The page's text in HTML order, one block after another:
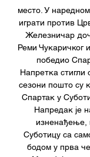
место. У
играти против
Железничар
Реми Чукаричког
победио
Напретка стигли
сезони пошто су
Спартак у
Напредак је
изненађење,
Суботицу са
бодом у прва